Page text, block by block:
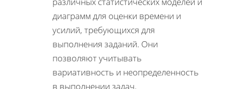
диаграмм для оценки времени и
усилий, требующихся для
выполнения заданий. Они
позволяют учитывать
вариативность и неопределенность
в выполнении задач.